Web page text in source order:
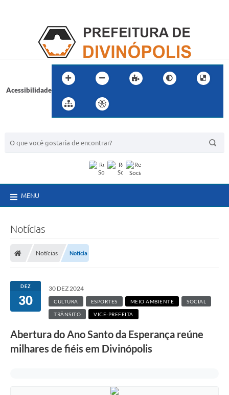
Acessibilidade
MENU
Notícias
Notícias Notícia
DEZ
30
30 DEZ 2024
CULTURA ESPORTES MEIO AMBIENTE SOCIAL
TRÂNSITO VICE-PREFEITA
Abertura do Ano Santo da Esperança reúne
milhares de fiéis em Divinópolis